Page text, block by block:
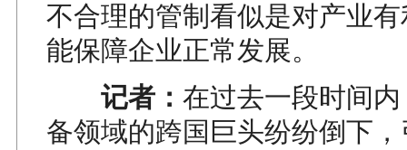
不合理的管制看似是对产业
能保障企业正常发展。
记者： 在过去一段时间
备领域的跨国巨头纷纷倒下